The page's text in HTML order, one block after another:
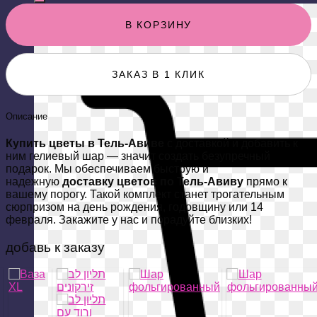
В КОРЗИНУ
ЗАКАЗ В 1 КЛИК
Описание
Купить цветы в Тель-Авиве
ним гелиевый шар — значит создать безупречный
подарок. Мы обеспечиваем быструю и
надежную доставку цветов по Тель-Авиву прямо к
вашему порогу. Такой комплект станет трогательным
сюрпризом на день рождения, годовщину или 14
февраля. Закажите у нас и порадуйте близких!
добавь к заказу